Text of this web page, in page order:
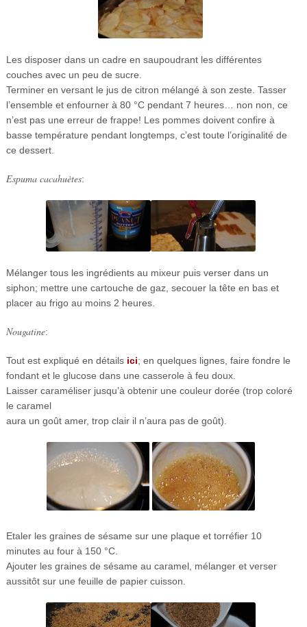
Les disposer dans un cadre en saupoudrant les différentes
couches avec un peu de sucre.
Terminer en versant le jus de citron mélangé à son zeste. Tasser
l’ensemble et enfourner à 80 °C pendant 7 heures… non non, ce
n’est pas une erreur de frappe! Les pommes doivent confire à
basse température pendant longtemps, c’est toute l’originalité de
ce dessert.
Espuma cacahuètes:
Mélanger tous les ingrédients au mixeur puis verser dans un
siphon; mettre une cartouche de gaz, secouer la tête en bas et
placer au frigo au moins 2 heures.
Nougatine:
Tout est expliqué en détails ici; en quelques lignes, faire fondre le
fondant et le glucose dans une casserole à feu doux.
Laisser caraméliser jusqu’à obtenir une couleur dorée (trop coloré
le caramel
aura un goût amer, trop clair il n’aura pas de goût).
Etaler les graines de sésame sur une plaque et torréfier 10
minutes au four à 150 °C.
Ajouter les graines de sésame au caramel, mélanger et verser
aussitôt sur une feuille de papier cuisson.